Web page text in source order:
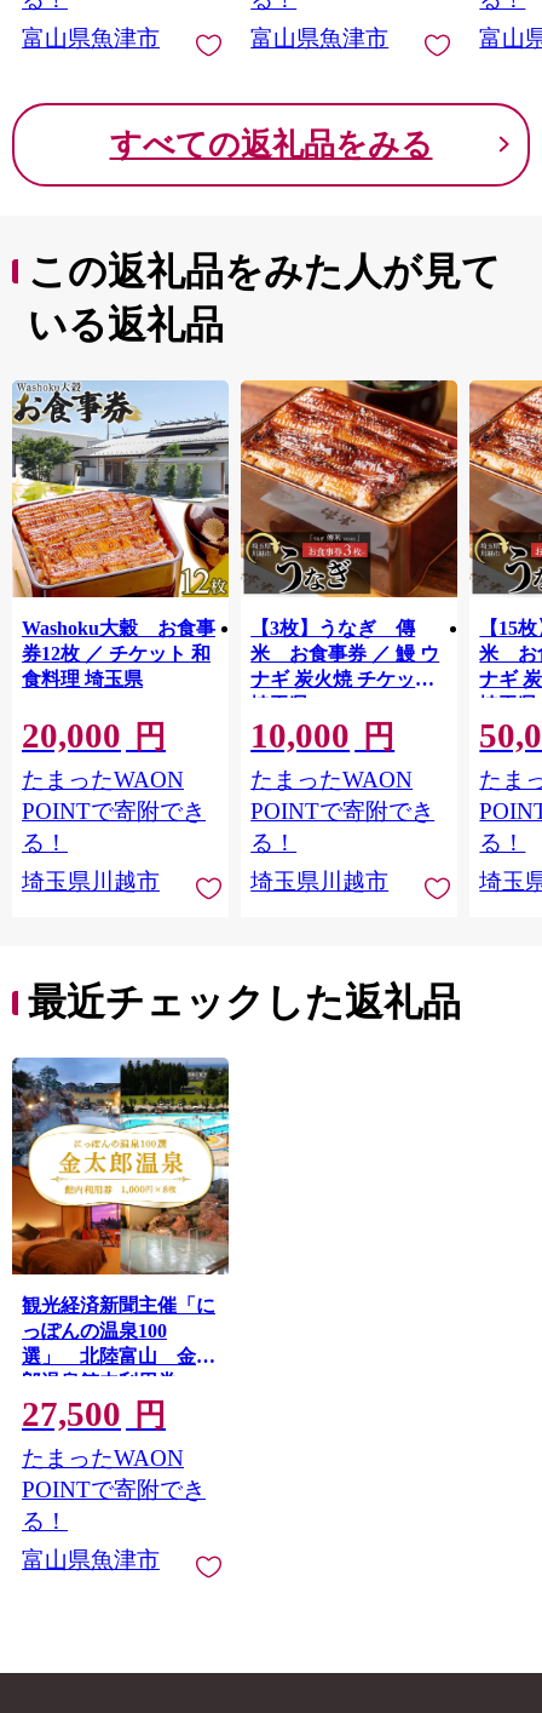
富山県魚津市
富山県魚津市
富山
すべての返礼品をみる
この返礼品をみた人が見て
いる返礼品
Washoku大穀 お食事
券12枚 ／ チケット 和
食料理 埼玉県
20,000 円
たまったWAON
POINTで寄附でき
る！
埼玉県川越市
【3枚】うなぎ 傳
米 お食事券 ／ 鰻 ウ
ナギ 炭火焼 チケット
埼玉県
10,000 円
たまったWAON
POINTで寄附でき
る！
埼玉県川越市
【15
米 お
ナギ
埼玉県
たま
る！
埼玉
最近チェックした返礼品
観光経済新聞主催「に
っぽんの温泉100
選」 北陸富山 金太
郎温泉館内利用券
1,000円×8枚 ※北海
道・沖縄・離島への配
送不可
27,500 円
たまったWAON
POINTで寄附でき
る！
富山県魚津市